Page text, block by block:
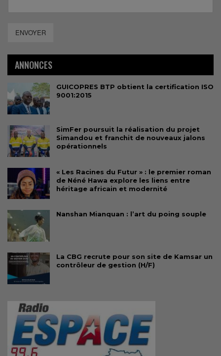
ENVOYER
ANNONCES
GUICOPRES BTP obtient la certification ISO
9001:2015
SimFer poursuit la réalisation du projet
Simandou et franchit de nouveaux jalons
opérationnels
« Les Racines du Futur » : le premier roman
de Néné Hawa explore les liens entre
héritage africain et modernité
Nanshan Mianquan : l’art du poing souple
La CBG recrute pour son site de Kamsar un
contrôleur de gestion (H/F)